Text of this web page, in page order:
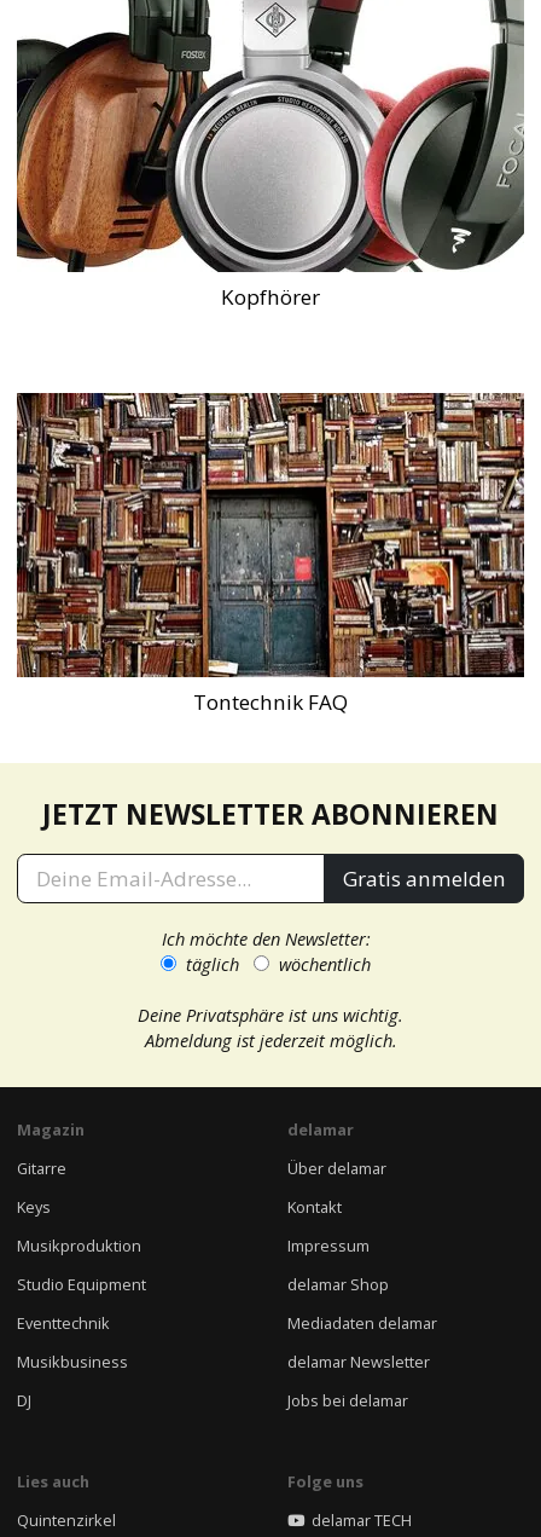
Kopfhörer
Tontechnik FAQ
JETZT NEWSLETTER ABONNIEREN
Gratis anmelden
Ich möchte den Newsletter:
täglich
wöchentlich
Deine Privatsphäre ist uns wichtig.
Abmeldung ist jederzeit möglich.
Magazin
Gitarre
Keys
Musikproduktion
Studio Equipment
Eventtechnik
Musikbusiness
DJ
delamar
Über delamar
Kontakt
Impressum
delamar Shop
Mediadaten delamar
delamar Newsletter
Jobs bei delamar
Lies auch
Quintenzirkel
Folge uns
delamar TECH